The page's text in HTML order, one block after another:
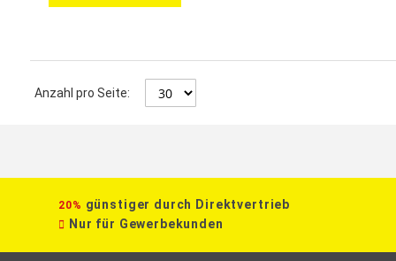
Anzahl pro Seite:
20% günstiger durch Direktvertrieb
Nur für Gewerbekunden